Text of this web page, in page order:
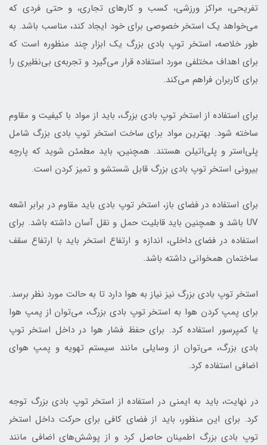
تفریحی، مراکز ورزشی، کسب و کارهای تجاری، و حتی فردی که
می‌خواهد یک استخر خصوصی برای خود ایجاد کند، مناسب باشد. به
طور خلاصه، استخر توپ بادی بزرگ یک ابزار چند منظوره است که
برای اهداف مختلفی مورد استفاده قرار می‌گیرد و تجربه‌ی بی‌نظیری را
برای کاربران فراهم می‌کند.
برای استفاده از استخر توپ بادی بزرگ، باید از مواد با کیفیت و مقاوم
ساخته شود. بهترین مواد برای ساخت استخر توپ بادی بزرگ شامل
پلی‌استر و پلی‌اتیلن هستند. همچنین، باید مطمئن شوید که پارچه
بیرونی استخر توپ بادی بزرگ قابل شستشو و تمیز کردن است.
برای استفاده در فضای باز، استخر توپ بادی باید مقاوم در برابر اشعه
UV باشد و همچنین باید قابلیت حمل و نقل آسان داشته باشد. برای
استفاده در فضای داخلی، اندازه و ارتفاع استخر باید با ارتفاع سقف
ساختمان همخوانی داشته باشد.
استخر توپ بادی بزرگ نیز نیاز به هوا دارد تا به حالت مورد نظر برسد.
برای پمپ کردن هوا به استخر توپ بادی بزرگ، می‌توان از پمپ هوا
یا کمپرسور استفاده کرد. برای حفظ فشار هوا در داخل استخر توپ
بادی بزرگ، می‌توان از وسایلی مانند سیستم تهویه و پمپ هوای
اضافی استفاده کرد.
در نهایت، باید به ایمنی در استفاده از استخر توپ بادی بزرگ توجه
کرد. برای این منظور، باید از فضای کافی برای حرکت داخل استخر
توپ بادی بزرگ اطمینان حاصل کرد و از پوشش‌های اضافی مانند